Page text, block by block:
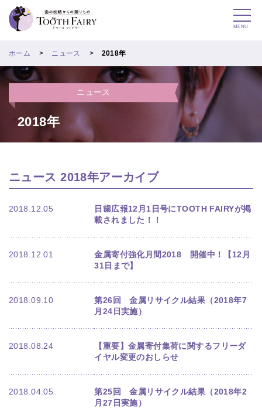
MENU
ホーム ニュース 2018年
ニュース
2018年
ニュース 2018年アーカイブ
2018.12.05
日歯広報12月1日号にTOOTH FAIRYが掲
載されました！！
2018.12.01
金属寄付強化月間2018 開催中！【12月
31日まで】
2018.09.10
第26回 金属リサイクル結果（2018年7
月24日実施）
2018.08.24
【重要】金属寄付集荷に関するフリーダ
イヤル変更のおしらせ
2018.04.05
第25回 金属リサイクル結果（2018年2
月27日実施）